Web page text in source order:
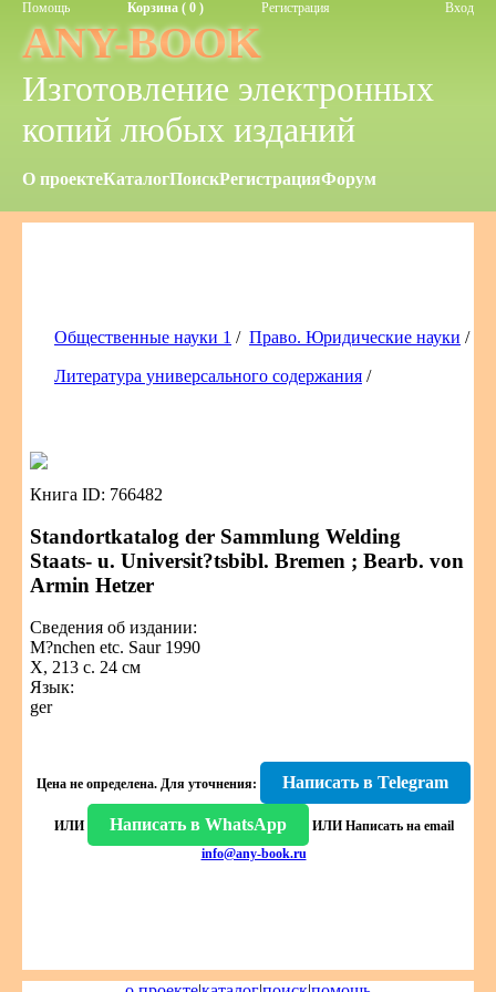
Помощь Корзина ( 0 ) Регистрация Вход
ANY-BOOK
Изготовление электронных
копий любых изданий
О проектеКаталогПоискРегистрацияФорум
Общественные науки 1 / Право. Юридические науки /
Литература универсального содержания /
Книга ID: 766482
Standortkatalog der Sammlung Welding
Staats- u. Universit?tsbibl. Bremen ; Bearb. von
Armin Hetzer
Сведения об издании:
M?nchen etc. Saur 1990
X, 213 с. 24 см
Язык:
ger
Цена не определена. Для уточнения: Написать в Telegram
ИЛИ Написать в WhatsApp ИЛИ Написать на email
info@any-book.ru